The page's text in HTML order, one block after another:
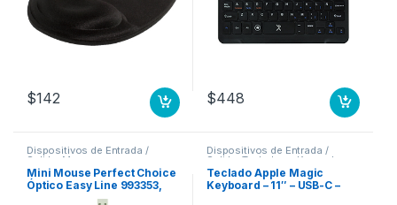
$142 $448
Dispositivos de Entrada /
Salida Mouse
Mini Mouse Perfect Choice
Óptico Easy Line 993353,
Alámbrico, USB, 1000DPI,
Dispositivos de Entrada /
Salida Teclados y Keypads
Teclado Apple Magic
Keyboard – 11″ – USB-C –